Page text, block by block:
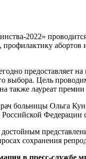
2022»
абортов
предоставляет
выбора. Цель
также лауреат премии
больницы Ольга
Федерации
достойным
сохранения